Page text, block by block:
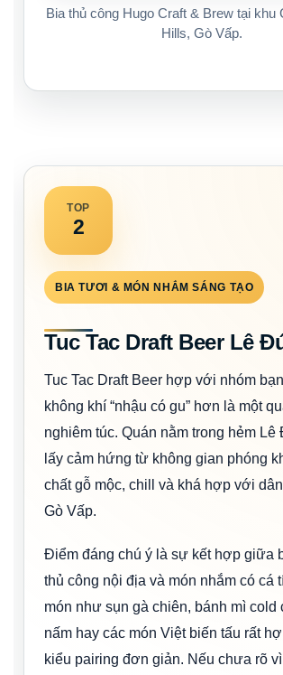
Bia thủ công Hugo Craft & Brew tại khu
Hills, Gò Vấp.
TOP
2
BIA TƯƠI & MÓN NHẮM SÁNG TẠO
Tuc Tac Draft Beer Lê
Tuc Tac Draft Beer hợp với nhóm
không khí “nhậu có gu” hơn là một
nghiêm túc. Quán nằm trong hẻm Lê
lấy cảm hứng từ không gian phóng
chất gỗ mộc, chill và khá hợp với
Gò Vấp.
Điểm đáng chú ý là sự kết hợp giữa
thủ công nội địa và món nhắm có cá
món như sụn gà chiên, bánh mì cold
nấm hay các món Việt biến tấu rất
kiểu pairing đơn giản. Nếu chưa rõ